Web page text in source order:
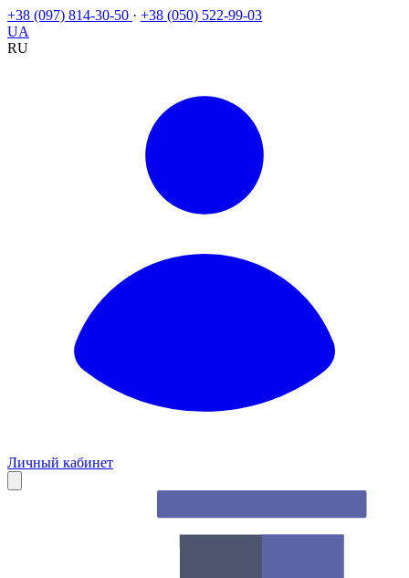
+38 (097) 814-30-50 · +38 (050) 522-99-03
UA
RU
Личный кабинет